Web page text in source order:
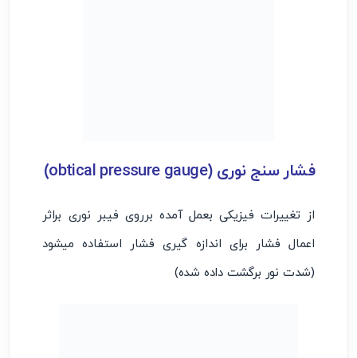
فشار سنج نوری (obtical pressure gauge)
از تغییرات فیزیکی بعمل آمده برروی فیبر نوری براثر
اعمال فشار برای اندازه گیری فشار استفاده میشود
(شدت نور برگشت داده شده)